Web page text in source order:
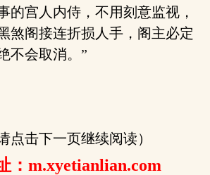
的宫人内侍，不用刻意监视，
煞阁接连折损人手，阁主必定
不会取消。”
击下一页继续阅读）
：m.xyetianlian.com